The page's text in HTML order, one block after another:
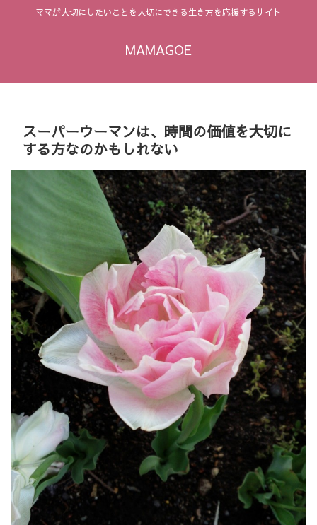
ママが大切にしたいことを大切にできる生き方を応援するサイト
MAMAGOE
スーパーウーマンは、時間の価値を大切に
する方なのかもしれない